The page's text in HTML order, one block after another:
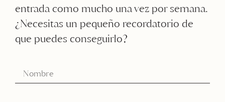
entrada como mucho una vez por semana.
¿Necesitas un pequeño recordatorio de
que puedes conseguirlo?